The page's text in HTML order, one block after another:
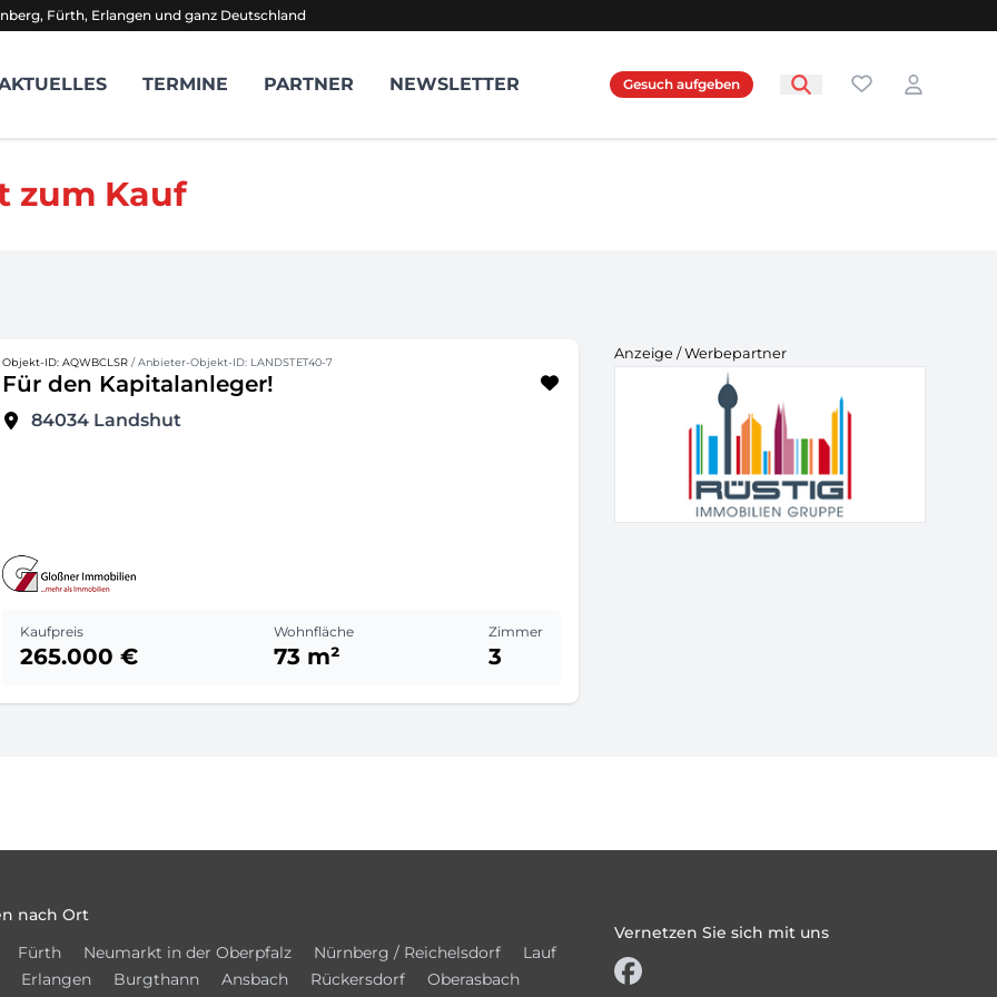
Fürth, Erlangen und ganz Deutschland
TERMINE PARTNER NEWSLETTER Gesuch aufgeben Favoriten
Login
zum Kauf
Objekt-ID: AQWBCLSR / Anbieter-Objekt-ID: LANDSTET40-7
Für den Kapitalanleger!
84034 Landshut
Kaufpreis
265.000 €
Wohnfläche
73 m²
Zimmer
3
Anzeige / Werbepartner
nach Ort
Fürth Neumarkt in der Oberpfalz Nürnberg / Reichelsdorf
Lauf
Erlangen Burgthann Ansbach Rückersdorf
Oberasbach
Vernetzen Sie sich mit uns